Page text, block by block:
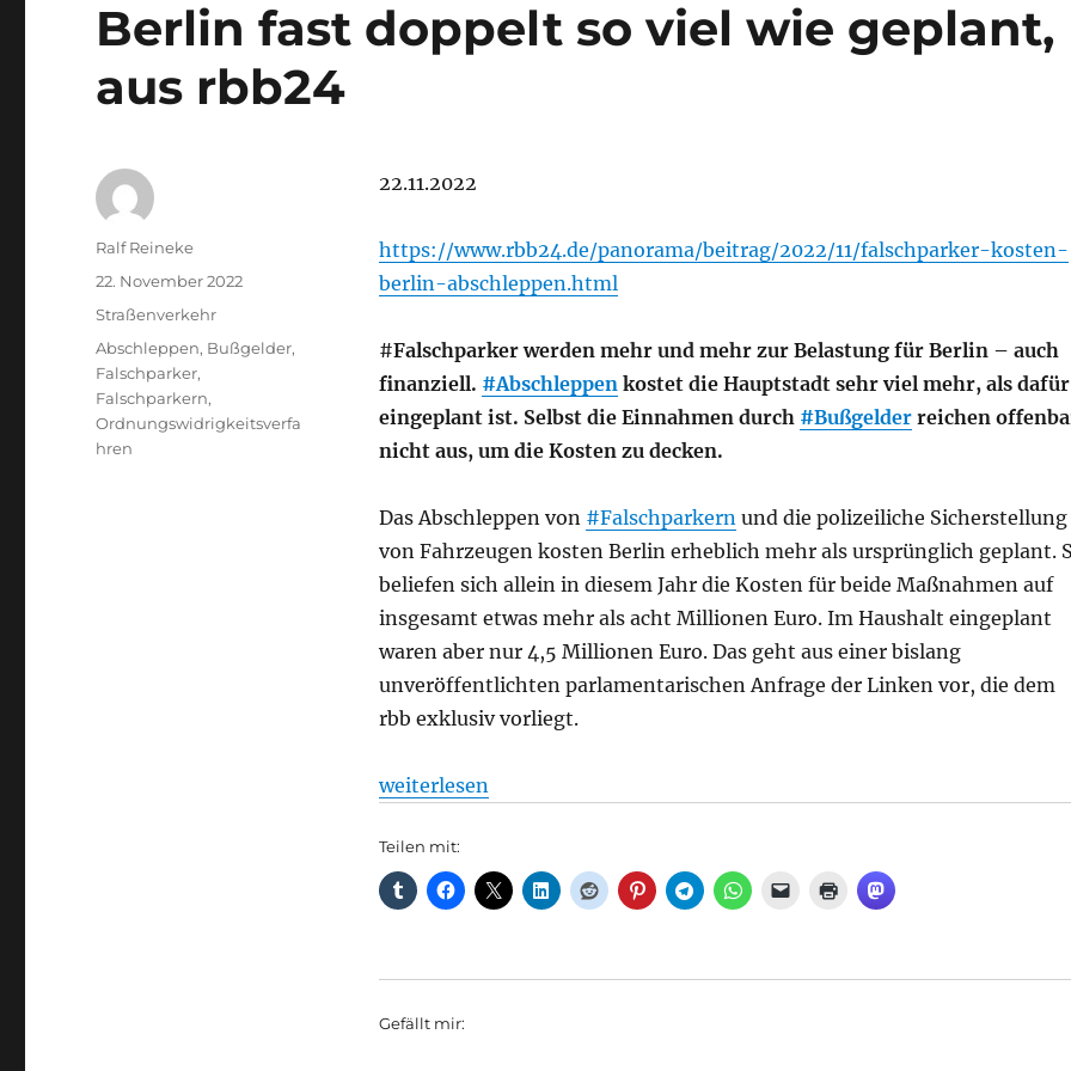
Berlin fast doppelt so viel wie geplant,
aus rbb24
22.11.2022
https://www.rbb24.de/panorama/beitrag/2022/11/falschparker-kosten-
berlin-abschleppen.html
#Falschparker werden mehr und mehr zur Belastung für Berlin – auch
finanziell. #Abschleppenkostet die Hauptstadt sehr viel mehr, als dafür
eingeplant ist. Selbst die Einnahmen durch #Bußgelderreichen
nicht aus, um die Kosten zu decken.
Das Abschleppen von #Falschparkernund die polizeiliche Sicherstellung
von Fahrzeugen kosten Berlin erheblich mehr als ursprünglich geplant.
beliefen sich allein in diesem Jahr die Kosten für beide Maßnahmen auf
insgesamt etwas mehr als acht Millionen Euro. Im Haushalt eingeplant
waren aber nur 4,5 Millionen Euro. Das geht aus einer bislang
unveröffentlichten parlamentarischen Anfrage der Linken vor, die dem
rbb exklusiv vorliegt.
„Straßenverkehr: Mehr als acht Millionen Euro, Falschparker kosten
weiterlesen
Teilen mit:
Gefällt mir:
Autor
Ralf Reineke
Veröffentlicht
22. November 2022
Kategorien
Straßenverkehr
Schlagwörter
Abschleppen, Bußgelder,
Falschparker,
Falschparkern,
Ordnungswidrigkeitsverfa
hren